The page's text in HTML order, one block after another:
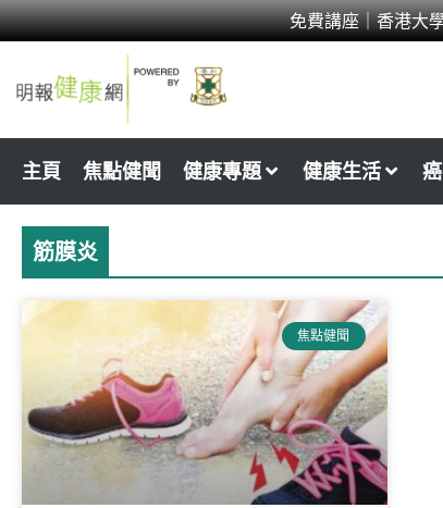
免費講座｜香港大
Skip
to
content
主頁 焦點健聞 健康專題 健康生活
筋膜炎
焦點健聞